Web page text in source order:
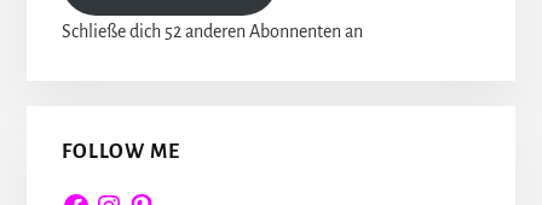
Schließe dich 52 anderen Abonnenten an
FOLLOW ME
FacebookInstagram
Pinterest